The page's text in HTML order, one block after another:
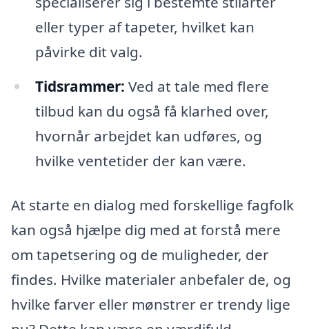
eller typer af tapeter, hvilket kan
påvirke dit valg.
Tidsrammer: Ved at tale med flere
tilbud kan du også få klarhed over,
hvornår arbejdet kan udføres, og
hvilke ventetider der kan være.
At starte en dialog med forskellige fagfolk
kan også hjælpe dig med at forstå mere
om tapetsering og de muligheder, der
findes. Hvilke materialer anbefaler de, og
hvilke farver eller mønstrer er trendy lige